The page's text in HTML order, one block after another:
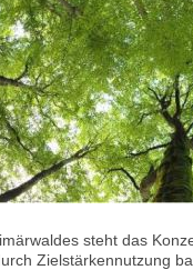
steht das
Zielstärkennutzung